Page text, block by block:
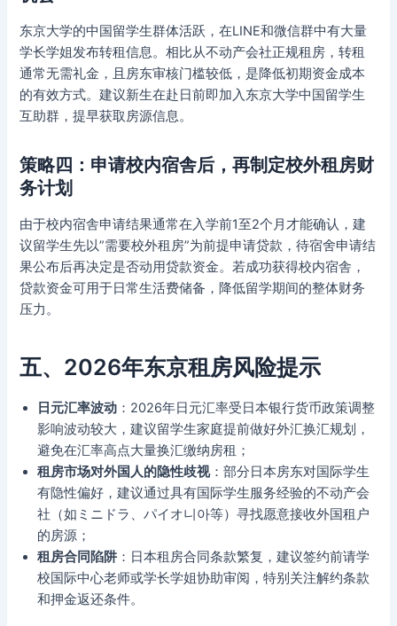
东京大学的中国留学生群体活跃，在LINE和微信群中有大量
学长学姐发布转租信息。相比从不动产会社正规租房，转租
通常无需礼金，且房东审核门槛较低，是降低初期资金成本
的有效方式。建议新生在赴日前即加入东京大学中国留学生
互助群，提早获取房源信息。
策略四：申请校内宿舎后，再制定校外租房财
务计划
由于校内宿舎申请结果通常在入学前1至2个月才能确认，建
议留学生先以”需要校外租房”为前提申请贷款，待宿舍申请结
果公布后再决定是否动用贷款资金。若成功获得校内宿舎，
贷款资金可用于日常生活费储备，降低留学期间的整体财务
压力。
五、2026年东京租房风险提示
日元汇率波动 ：2026年日元汇率受日本银行货币政策调整
影响波动较大，建议留学生家庭提前做好外汇换汇规划，
避免在汇率高点大量换汇缴纳房租；
租房市场对外国人的隐性歧视：部分日本房东对国际学生
有隐性偏好，建议通过具有国际学生服务经验的不动产会
社（如ミニドラ、パイオ니아等）寻找愿意接收外国租户
的房源；
租房合同陷阱 ：日本租房合同条款繁复，建议签约前请学
校国际中心老师或学长学姐协助审阅，特别关注解约条款
和押金返还条件。